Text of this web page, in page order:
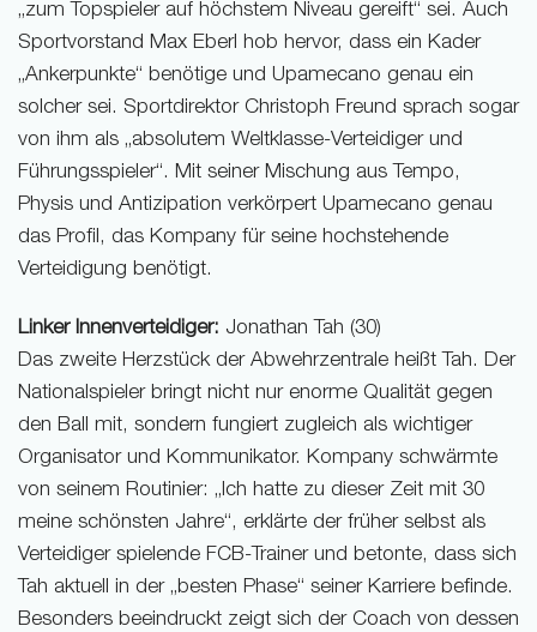
„zum Topspieler auf höchstem Niveau gereift“ sei. Auch
Sportvorstand Max Eberl hob hervor, dass ein Kader
„Ankerpunkte“ benötige und Upamecano genau ein
solcher sei. Sportdirektor Christoph Freund sprach sogar
von ihm als „absolutem Weltklasse-Verteidiger und
Führungsspieler“. Mit seiner Mischung aus Tempo,
Physis und Antizipation verkörpert Upamecano genau
das Profil, das Kompany für seine hochstehende
Verteidigung benötigt.
Linker Innenverteidiger: Jonathan Tah (30)
Das zweite Herzstück der Abwehrzentrale heißt Tah. Der
Nationalspieler bringt nicht nur enorme Qualität gegen
den Ball mit, sondern fungiert zugleich als wichtiger
Organisator und Kommunikator. Kompany schwärmte
von seinem Routinier: „Ich hatte zu dieser Zeit mit 30
meine schönsten Jahre“, erklärte der früher selbst als
Verteidiger spielende FCB-Trainer und betonte, dass sich
Tah aktuell in der „besten Phase“ seiner Karriere befinde.
Besonders beeindruckt zeigt sich der Coach von dessen